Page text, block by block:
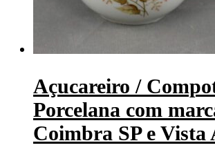
Açucareiro /
Porcelana com
Coimbra SP e Vista